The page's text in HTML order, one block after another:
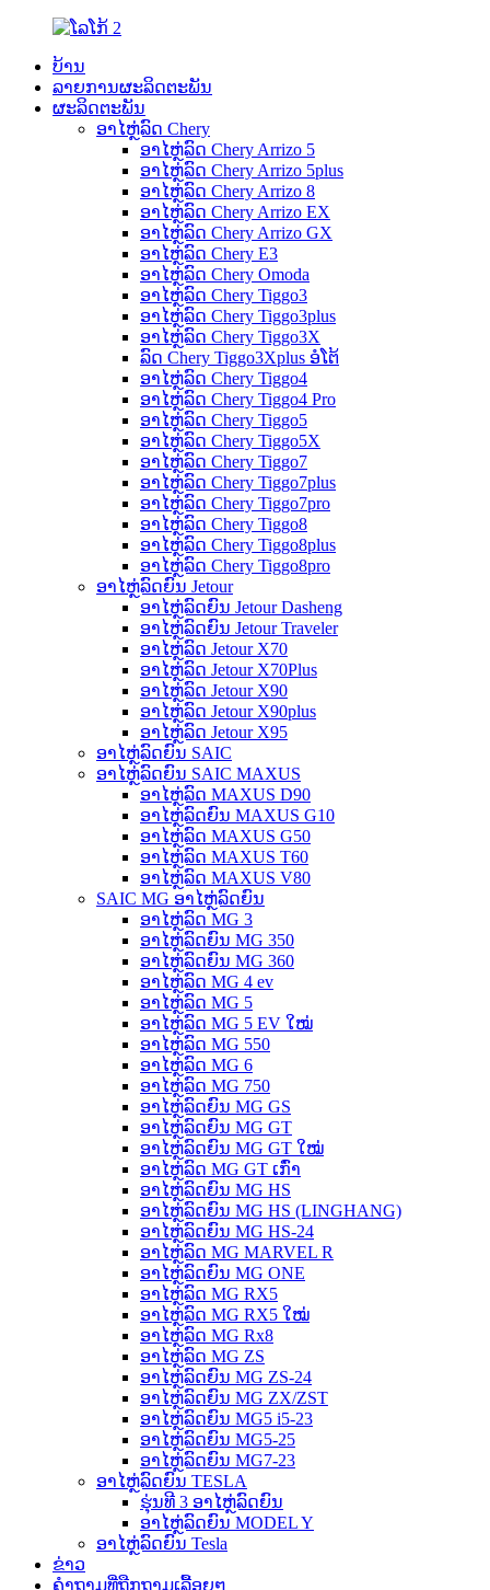
ບ້ານ
ລາຍການຜະລິດຕະພັນ
ຜະລິດຕະພັນ
ອາໄຫຼ່ລົດ Chery
ອາໄຫຼ່ລົດ Chery Arrizo 5
ອາໄຫຼ່ລົດ Chery Arrizo 5plus
ອາໄຫຼ່ລົດ Chery Arrizo 8
ອາໄຫຼ່ລົດ Chery Arrizo EX
ອາໄຫຼ່ລົດ Chery Arrizo GX
ອາໄຫຼ່ລົດ Chery E3
ອາໄຫຼ່ລົດ Chery Omoda
ອາໄຫຼ່ລົດ Chery Tiggo3
ອາໄຫຼ່ລົດ Chery Tiggo3plus
ອາໄຫຼ່ລົດ Chery Tiggo3X
ລົດ Chery Tiggo3Xplus ອໍໂຕ້
ອາໄຫຼ່ລົດ Chery Tiggo4
ອາໄຫຼ່ລົດ Chery Tiggo4 Pro
ອາໄຫຼ່ລົດ Chery Tiggo5
ອາໄຫຼ່ລົດ Chery Tiggo5X
ອາໄຫຼ່ລົດ Chery Tiggo7
ອາໄຫຼ່ລົດ Chery Tiggo7plus
ອາໄຫຼ່ລົດ Chery Tiggo7pro
ອາໄຫຼ່ລົດ Chery Tiggo8
ອາໄຫຼ່ລົດ Chery Tiggo8plus
ອາໄຫຼ່ລົດ Chery Tiggo8pro
ອາໄຫຼ່ລົດຍົນ Jetour
ອາໄຫຼ່ລົດຍົນ Jetour Dasheng
ອາໄຫຼ່ລົດຍົນ Jetour Traveler
ອາໄຫຼ່ລົດ Jetour X70
ອາໄຫຼ່ລົດ Jetour X70Plus
ອາໄຫຼ່ລົດ Jetour X90
ອາໄຫຼ່ລົດ Jetour X90plus
ອາໄຫຼ່ລົດ Jetour X95
ອາໄຫຼ່ລົດຍົນ SAIC
ອາໄຫຼ່ລົດຍົນ SAIC MAXUS
ອາໄຫຼ່ລົດ MAXUS D90
ອາໄຫຼ່ລົດຍົນ MAXUS G10
ອາໄຫຼ່ລົດ MAXUS G50
ອາໄຫຼ່ລົດ MAXUS T60
ອາໄຫຼ່ລົດ MAXUS V80
SAIC MG ອາໄຫຼ່ລົດຍົນ
ອາໄຫຼ່ລົດ MG 3
ອາໄຫຼ່ລົດຍົນ MG 350
ອາໄຫຼ່ລົດຍົນ MG 360
ອາໄຫຼ່ລົດ MG 4 ev
ອາໄຫຼ່ລົດ MG 5
ອາໄຫຼ່ລົດ MG 5 EV ໃໝ່
ອາໄຫຼ່ລົດ MG 550
ອາໄຫຼ່ລົດ MG 6
ອາໄຫຼ່ລົດ MG 750
ອາໄຫຼ່ລົດຍົນ MG GS
ອາໄຫຼ່ລົດຍົນ MG GT
ອາໄຫຼ່ລົດຍົນ MG GT ໃໝ່
ອາໄຫຼ່ລົດ MG GT ເກົ່າ
ອາໄຫຼ່ລົດຍົນ MG HS
ອາໄຫຼ່ລົດຍົນ MG HS (LINGHANG)
ອາໄຫຼ່ລົດຍົນ MG HS-24
ອາໄຫຼ່ລົດ MG MARVEL R
ອາໄຫຼ່ລົດຍົນ MG ONE
ອາໄຫຼ່ລົດ MG RX5
ອາໄຫຼ່ລົດ MG RX5 ໃໝ່
ອາໄຫຼ່ລົດ MG Rx8
ອາໄຫຼ່ລົດ MG ZS
ອາໄຫຼ່ລົດຍົນ MG ZS-24
ອາໄຫຼ່ລົດຍົນ MG ZX/ZST
ອາໄຫຼ່ລົດຍົນ MG5 i5-23
ອາໄຫຼ່ລົດຍົນ MG5-25
ອາໄຫຼ່ລົດຍົນ MG7-23
ອາໄຫຼ່ລົດຍົນ TESLA
ຮຸ່ນທີ 3 ອາໄຫຼ່ລົດຍົນ
ອາໄຫຼ່ລົດຍົນ MODEL Y
ອາໄຫຼ່ລົດຍົນ Tesla
ຂ່າວ
ຄຳຖາມທີ່ຖືກຖາມເລື້ອຍໆ